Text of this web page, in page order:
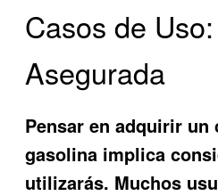
Casos de
Asegurada
Pensar en adquirir
gasolina implica
utilizarás. Muchos